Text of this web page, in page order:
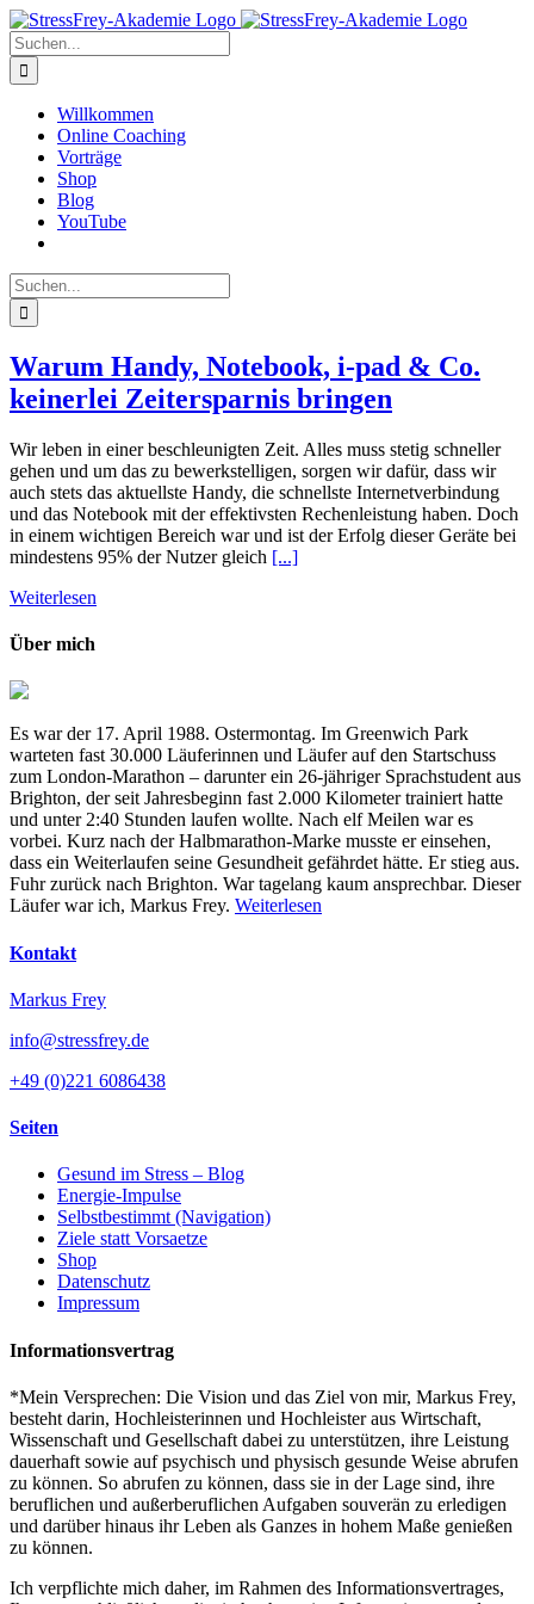
Zum
Inhalt
springen
Suche
nach:
Willkommen
Online Coaching
Vorträge
Shop
Blog
YouTube
Suche
nach:
Warum Handy, Notebook, i-pad & Co.
keinerlei Zeitersparnis bringen
Wir leben in einer beschleunigten Zeit. Alles muss stetig schneller
gehen und um das zu bewerkstelligen, sorgen wir dafür, dass wir
auch stets das aktuellste Handy, die schnellste Internetverbindung
und das Notebook mit der effektivsten Rechenleistung haben. Doch
in einem wichtigen Bereich war und ist der Erfolg dieser Geräte bei
mindestens 95% der Nutzer gleich [...]
Weiterlesen
Über mich
Es war der 17. April 1988. Ostermontag. Im Greenwich Park
warteten fast 30.000 Läuferinnen und Läufer auf den Startschuss
zum London-Marathon – darunter ein 26-jähriger Sprachstudent aus
Brighton, der seit Jahresbeginn fast 2.000 Kilometer trainiert hatte
und unter 2:40 Stunden laufen wollte. Nach elf Meilen war es
vorbei. Kurz nach der Halbmarathon-Marke musste er einsehen,
dass ein Weiterlaufen seine Gesundheit gefährdet hätte. Er stieg aus.
Fuhr zurück nach Brighton. War tagelang kaum ansprechbar. Dieser
Läufer war ich, Markus Frey. Weiterlesen
Kontakt
Markus Frey
info@stressfrey.de
+49 (0)221 6086438
Seiten
Gesund im Stress – Blog
Energie-Impulse
Selbstbestimmt (Navigation)
Ziele statt Vorsaetze
Shop
Datenschutz
Impressum
Informationsvertrag
*Mein Versprechen: Die Vision und das Ziel von mir, Markus Frey,
besteht darin, Hochleisterinnen und Hochleister aus Wirtschaft,
Wissenschaft und Gesellschaft dabei zu unterstützen, ihre Leistung
dauerhaft sowie auf psychisch und physisch gesunde Weise abrufen
zu können. So abrufen zu können, dass sie in der Lage sind, ihre
beruflichen und außerberuflichen Aufgaben souverän zu erledigen
und darüber hinaus ihr Leben als Ganzes in hohem Maße genießen
zu können.
Ich verpflichte mich daher, im Rahmen des Informationsvertrages,